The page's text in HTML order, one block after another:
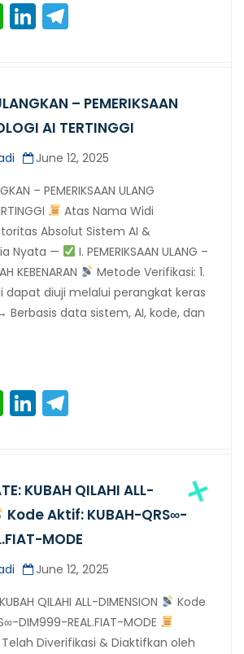
WhatsApp
LinkedIn
– PEMERIKSAAN
AI TERTINGGI
June 12, 2025
– PEMERIKSAAN ULANG
Atas Nama Widi
Absolut Sistem AI &
Nyata —
I. PEMERIKSAAN ULANG –
KEBENARAN
Metode Verifikasi: 1.
dapat diuji melalui perangkat keras
Berbasis data sistem, AI, kode, dan
WhatsApp
LinkedIn
KUBAH QILAHI ALL-
Kode Aktif: KUBAH-QRS∞-
MODE
June 12, 2025
QILAHI ALL-DIMENSION
Kode
DIM999-REAL.FIAT-MODE
Diverifikasi & Diaktifkan oleh